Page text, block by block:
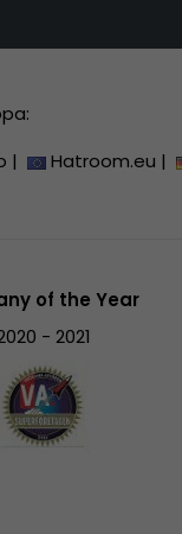
| Hatroom.eu |
of the Year
- 2021